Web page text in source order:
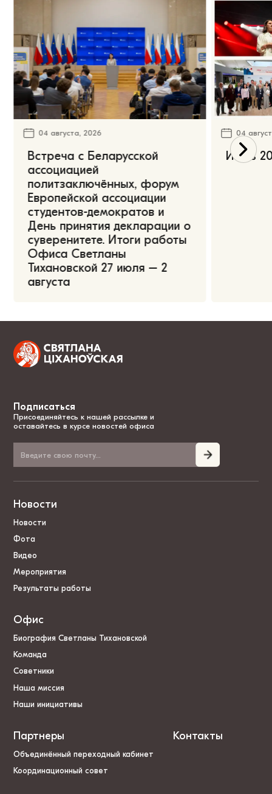
04 августа, 2026
Встреча с Беларусской
ассоциацией
политзаключённых, форум
Европейской ассоциации
студентов-демократов и
День принятия декларации о
суверенитете. Итоги работы
Офиса Светланы
Тихановской 27 июля – 2
августа
04
Июль
Подписаться
Присоединяйтесь к нашей рассылке и
оставайтесь в курсе новостей офиса
Новости
Новости
Фота
Видео
Мероприятия
Результаты работы
Офис
Биография Светланы Тихановской
Команда
Советники
Наша миссия
Наши инициативы
Партнеры
Объединённый переходный кабинет
Координационный совет
Контакты